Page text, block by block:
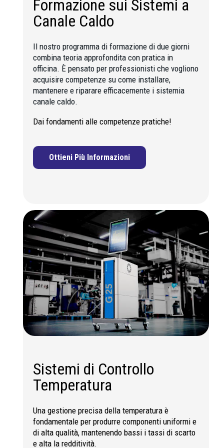
Formazione sui Sistemi a
Canale Caldo
Il nostro programma di formazione di due giorni
combina teoria approfondita con pratica in
officina. È pensato per professionisti che vogliono
acquisire competenze su come installare,
mantenere e riparare efficacemente i sistemia
canale caldo.
Dai fondamenti alle competenze pratiche!
Ottieni Più Informazioni
Sistemi di Controllo
Temperatura
Una gestione precisa della temperatura è
fondamentale per produrre componenti uniformi e
di alta qualità, mantenendo bassi i tassi di scarto
e alta la redditività.